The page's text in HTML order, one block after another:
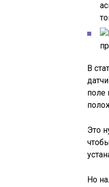
В
поле
Это
Но